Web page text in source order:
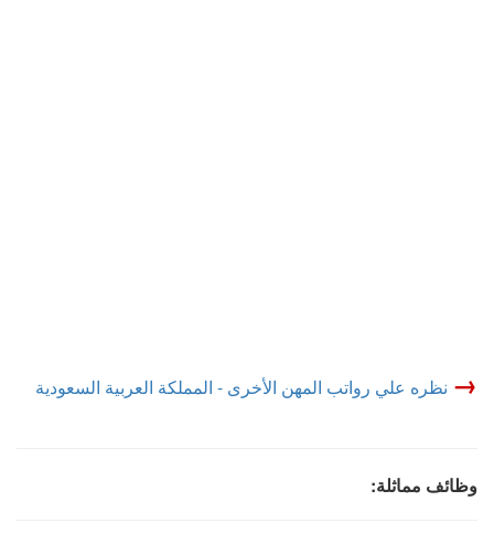
→ نظره علي رواتب المهن الأخرى - المملكة العربية السعودية
وظائف مماثلة: